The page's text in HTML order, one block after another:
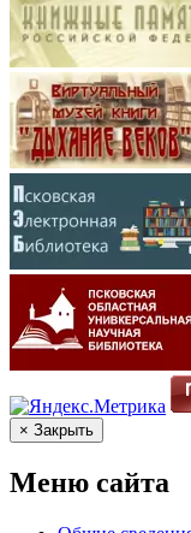
× Закрыть
Меню сайта